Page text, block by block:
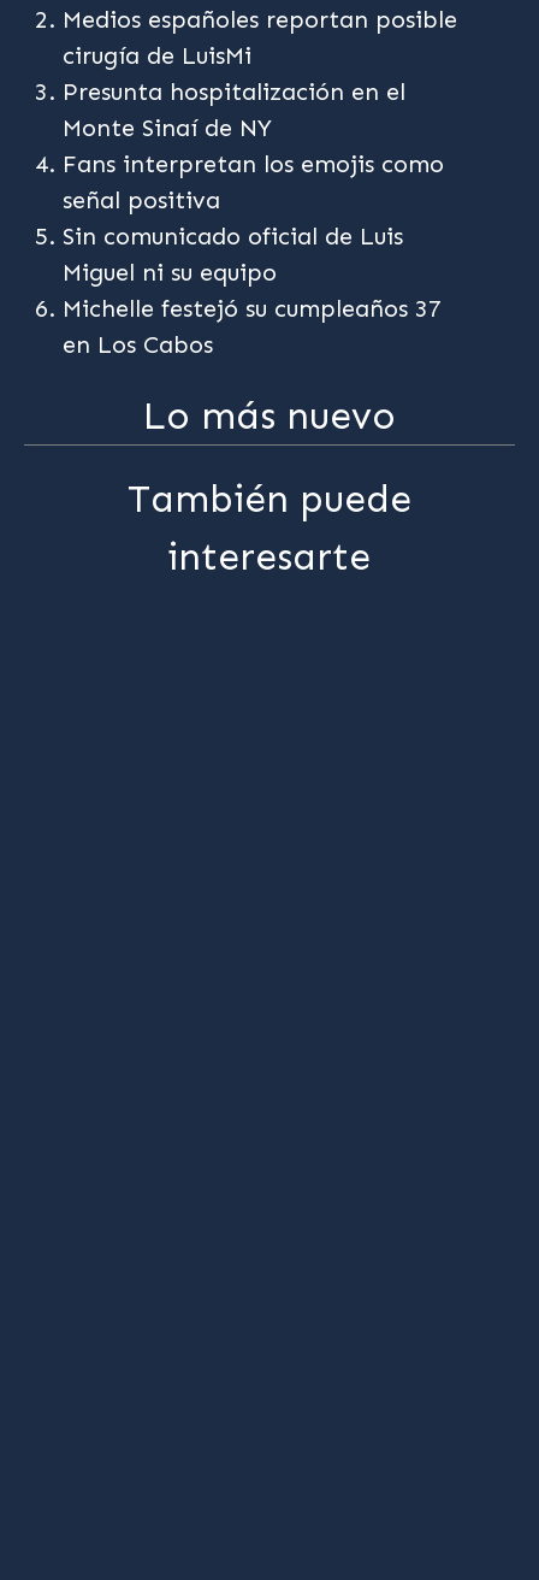
Medios españoles reportan posible
cirugía de LuisMi
Presunta hospitalización en el
Monte Sinaí de NY
Fans interpretan los emojis como
señal positiva
Sin comunicado oficial de Luis
Miguel ni su equipo
Michelle festejó su cumpleaños 37
en Los Cabos
Lo más nuevo
También puede
interesarte